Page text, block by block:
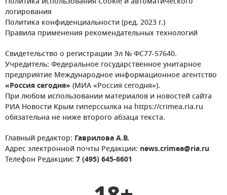
логирования
Политика конфиденциальности (ред. 2023 г.)
Правила применения рекомендательных технологий
Свидетельство о регистрации Эл № ФС77-57640.
Учредитель: Федеральное государственное унитарное
предприятие Международное информационное агентство
«Россия сегодня» (МИА «Россия сегодня»).
При любом использовании материалов и новостей сайта
РИА Новости Крым гиперссылка на https://crimea.ria.ru
обязательна не ниже второго абзаца текста.
Главный редактор: Гаврилова А.В.
Адрес электронной почты Редакции: news.crimea@ria.ru
Телефон Редакции: 7 (495) 645-6601